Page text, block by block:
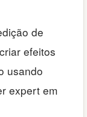
de
efeitos
usando
expert em